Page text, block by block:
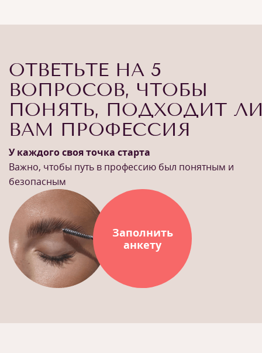
ОТВЕТЬТЕ НА 5
ВОПРОСОВ, ЧТОБЫ
ПОНЯТЬ, ПОДХОДИТ
ВАМ ПРОФЕССИЯ
У каждого своя точка старта
Важно, чтобы путь в профессию был понятным и
безопасным
Заполнить
анкету